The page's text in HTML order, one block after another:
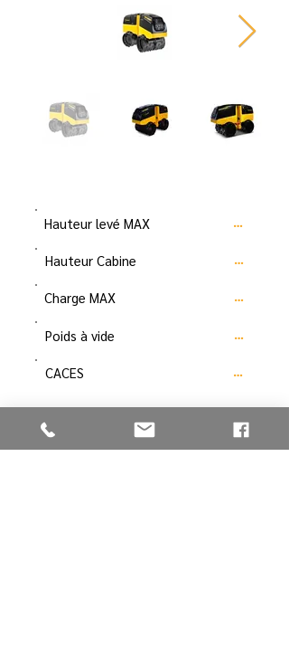
Hauteur levé MAX …
Hauteur Cabine …
Charge MAX …
Poids à vide …
CACES …
Données non-contractuelles